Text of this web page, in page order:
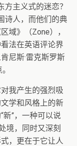
主义式的迷恋？
诗人，而他们的典
域》（Zone），
法在英语评论界
尼斯·雷克斯罗斯
我产生的强烈吸
学和风格上的新
新”，一种可以说
境，同时又深刻
，更在于它让人